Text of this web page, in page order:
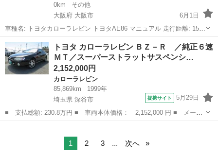
0km
その他
大阪府 大阪市
6月1日
車種名: トヨタカローラレビン トヨタAE86 マニュアル 走行距離: 15万
キロ 年式: 昭和60年 エンジン始動確認済 外装、内装キレイ 単価につ
いても相談できます。 現車確認やその他質問がある方遠慮問い合わせ
くだ...
大阪 大阪市 カローラレビン
トヨタ カローラレビン ＢＺ－Ｒ ／純正６速
ＭＴ／スーパーストラットサスペンシ…
2,152,000円
カローラレビン
85,869km
1999年
埼玉県 深谷市
提携サイト 5月29日
■ 支払総額: 230.8万円 ■ 車両本体価格： 2,152,000 円 ■ メーカ
ー名： トヨタ ■ 車種名： カローラレビン ■ グレード名： Ｂ
1 2 3 ... 次へ